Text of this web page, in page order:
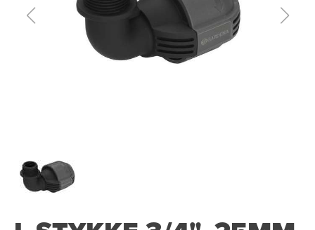
SNØSCOOTER